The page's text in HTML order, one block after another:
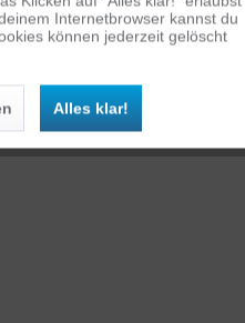
Inaktiv
Inaktiv
Internetbrowser kannst du
können jederzeit gelöscht
Alles klar!